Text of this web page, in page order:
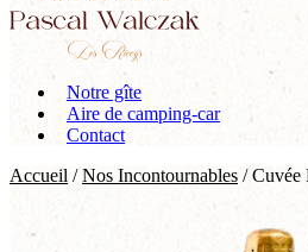
Notre gîte
Aire de camping-car
Contact
Accueil /Nos Incontournables / Cuvée